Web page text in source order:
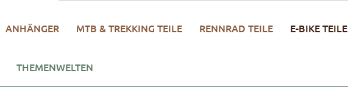
ANHÄNGER MTB & TREKKING TEILE RENNRAD TEILE E-BIKE TEILE
THEMENWELTEN